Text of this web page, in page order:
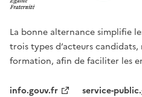
La bonne alternance simplifie
trois types d’acteurs
formation, afin de faciliter les
info.gouv.fr service-